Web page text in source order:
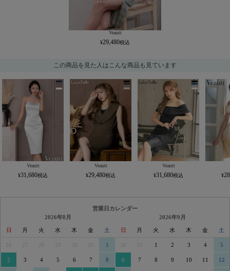
Veautt
29,480
この商品を見た人はこんな商品も見ています
Veautt
31,680
Veautt
29,480
Veautt
31,680
営業日カレンダー
2026年8月
日 月 火 水 木 金 土
29 30 31 1
2 3 4 5 6 7 8
2026年9月
日 月 火 水 木 金 土
30 31 1 2 3 4 5
6 7 8 9 10 11 12